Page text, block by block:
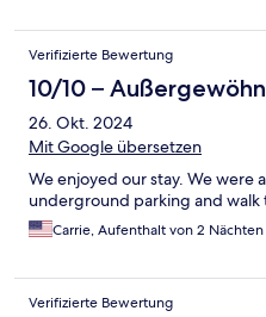
Verifizierte Bewertung
10/10 –
26. Okt. 2024
Mit Google übersetzen
We enjoyed our stay. We were
underground parking and walk
Carrie, Aufenthalt von 2 Nächten
Verifizierte Bewertung